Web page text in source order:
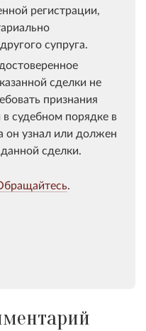
регистрации,
супруга.
сделки не
признания
судебном порядке в
он узнал или должен
сделки.
.